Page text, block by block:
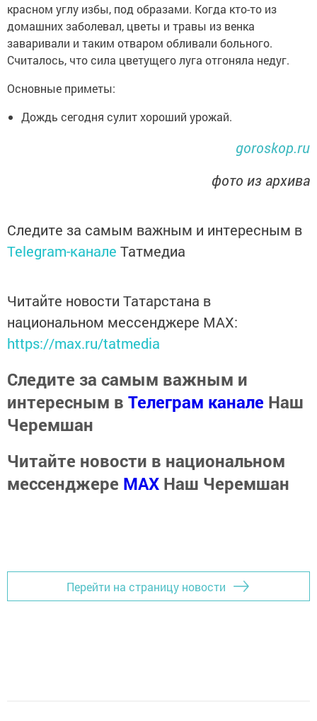
красном углу избы, под образами. Когда кто-то из
домашних заболевал, цветы и травы из венка
заваривали и таким отваром обливали больного.
Считалось, что сила цветущего луга отгоняла недуг.
Основные приметы:
Дождь сегодня сулит хороший урожай.
goroskop.ru
фото из архива
Следите за самым важным и интересным в
Telegram-канале Татмедиа
Читайте новости Татарстана в
национальном мессенджере MАХ:
https://max.ru/tatmedia
Следите за самым важным и
интересным в Телеграм канале Наш
Черемшан
Читайте новости в национальном
мессенджере MАХ Наш Черемшан
Перейти на страницу новости